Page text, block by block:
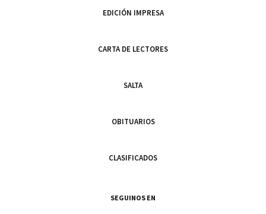
EDICIÓN IMPRESA
CARTA DE LECTORES
SALTA
OBITUARIOS
CLASIFICADOS
SEGUINOS EN